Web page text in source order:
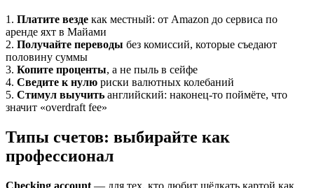
1. Платите везде как местный: от Amazon до сервиса по
аренде яхт в Майами
2. Получайте переводы без комиссий, которые съедают
половину суммы
3. Копите проценты, а не пыль в сейфе
4. Сведите к нулю риски валютных колебаний
5. Стимул выучить английский: наконец-то поймёте, что
значит «overdraft fee»
Типы счетов: выбирайте как
профессионал